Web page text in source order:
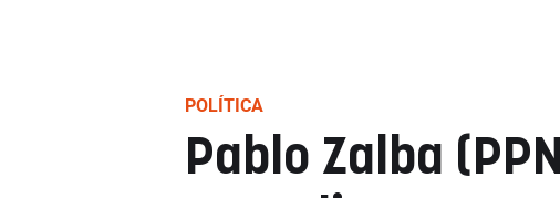
POLÍTICA
Pablo Zalba